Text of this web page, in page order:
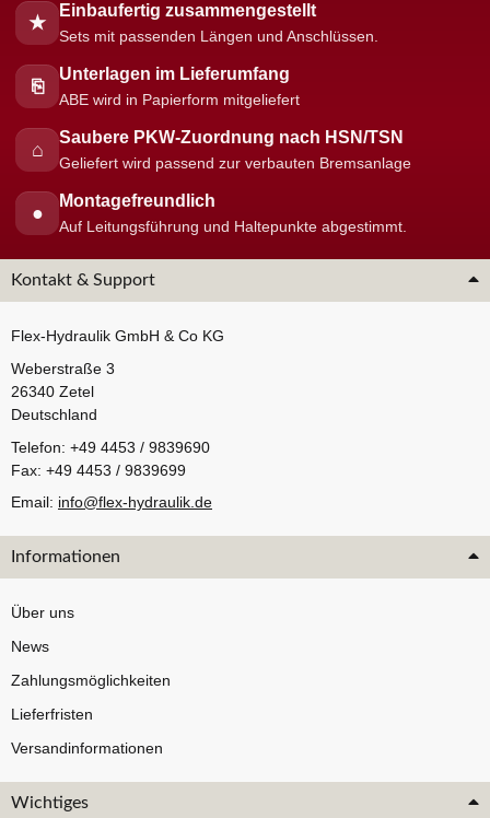
★
Einbaufertig zusammengestellt
Sets mit passenden Längen und Anschlüssen.
⎘
Unterlagen im Lieferumfang
ABE wird in Papierform mitgeliefert
⌂
Saubere PKW-Zuordnung nach HSN/TSN
Geliefert wird passend zur verbauten Bremsanlage
●
Montagefreundlich
Auf Leitungsführung und Haltepunkte abgestimmt.
Kontakt & Support
Flex-Hydraulik GmbH & Co KG
Weberstraße 3
26340 Zetel
Deutschland
Telefon: +49 4453 / 9839690
Fax: +49 4453 / 9839699
Email: info@flex-hydraulik.de
Informationen
Über uns
News
Zahlungsmöglichkeiten
Lieferfristen
Versandinformationen
Wichtiges